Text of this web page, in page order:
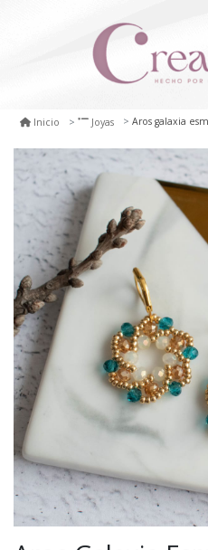
Inicio Joyas Aros galaxia